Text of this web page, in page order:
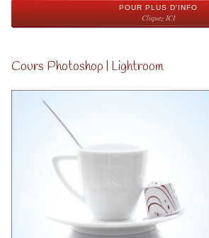
POUR PLUS D'INFO
Cliquez ICI
Cours Photoshop | Lightroom